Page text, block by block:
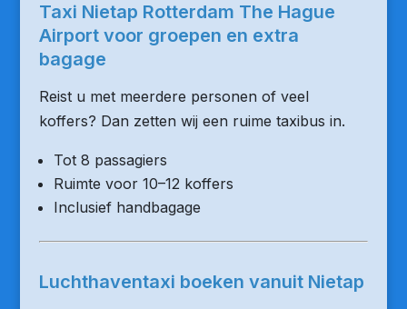
Taxi Nietap Rotterdam The Hague
Airport voor groepen en extra
bagage
Reist u met meerdere personen of veel
koffers? Dan zetten wij een ruime taxibus in.
Tot 8 passagiers
Ruimte voor 10–12 koffers
Inclusief handbagage
Luchthaventaxi boeken vanuit Nietap